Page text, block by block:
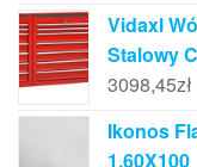
Vidaxl
Stalowy
3098,45zł
Ikonos
1,60X100